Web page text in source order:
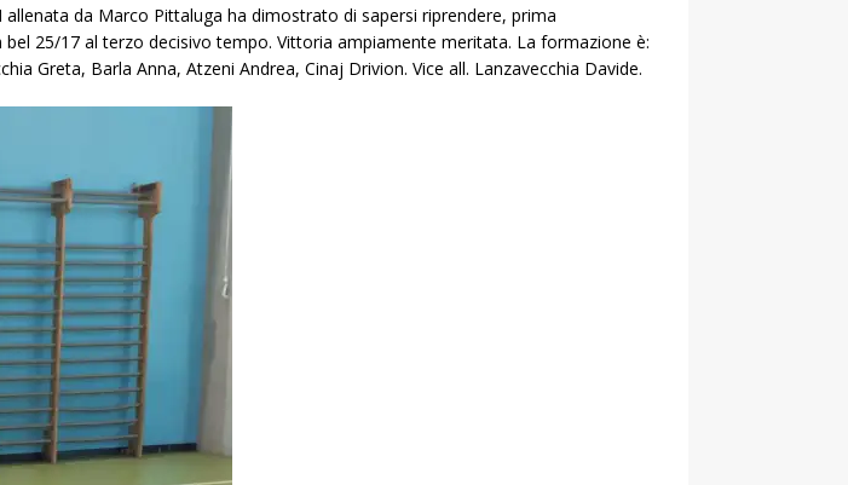
da Marco Pittaluga ha dimostrato di sapersi riprendere, prima
25/17 al terzo decisivo tempo. Vittoria ampiamente meritata. La formazione è:
Greta, Barla Anna, Atzeni Andrea, Cinaj Drivion. Vice all. Lanzavecchia Davide.